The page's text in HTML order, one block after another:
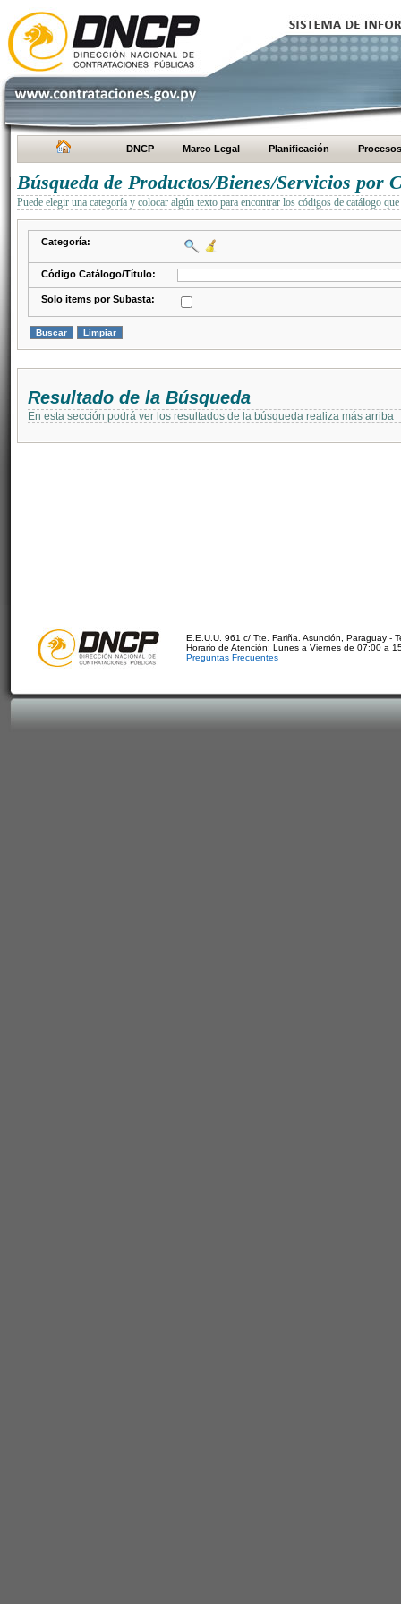
DNCP Marco Legal Planificación Procesos
Búsqueda de Productos/Bienes/Servicios por
Puede elegir una categoría y colocar algún texto para encontrar los códigos de catálogo
Categoría:
Código Catálogo/Título:
Solo items por Subasta:
Resultado de la Búsqueda
En esta sección podrá ver los resultados de la búsqueda realiza más arriba
E.E.U.U. 961 c/ Tte. Fariña. Asunción, Paraguay -
Horario de Atención: Lunes a Viernes de 07:00 a
Preguntas Frecuentes